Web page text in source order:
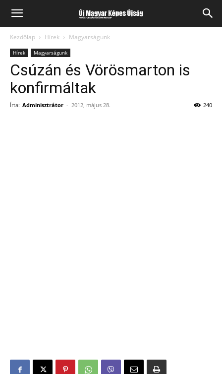
Kezdőlap Hírek Magyarságunk
Hírek Magyarságunk
Csúzán és Vörösmarton is
konfirmáltak
Írta: Adminisztrátor - 2012, május 28. 240